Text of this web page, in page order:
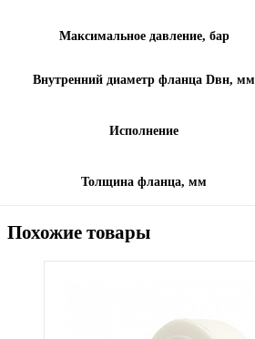
Максимальное давление, бар
Внутренний диаметр фланца Dвн, мм
Исполнение
Толщина фланца, мм
Похожие товары